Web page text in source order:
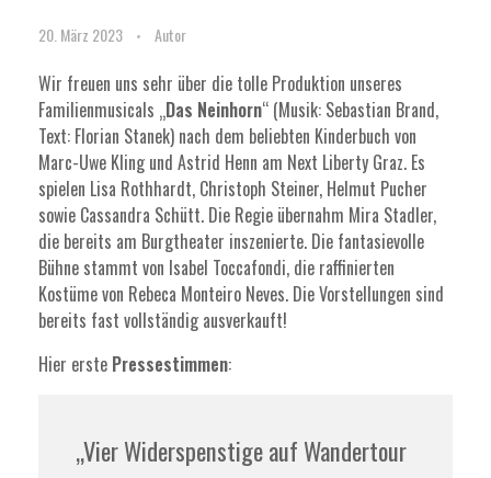
20. März 2023 Autor
Wir freuen uns sehr über die tolle Produktion unseres
Familienmusicals „Das Neinhorn“ (Musik: Sebastian Brand,
Text: Florian Stanek) nach dem beliebten Kinderbuch von
Marc-Uwe Kling und Astrid Henn am Next Liberty Graz. Es
spielen Lisa Rothhardt, Christoph Steiner, Helmut Pucher
sowie Cassandra Schütt. Die Regie übernahm Mira Stadler,
die bereits am Burgtheater inszenierte. Die fantasievolle
Bühne stammt von Isabel Toccafondi, die raffinierten
Kostüme von Rebeca Monteiro Neves. Die Vorstellungen sind
bereits fast vollständig ausverkauft!
Hier erste Pressestimmen:
„Vier Widerspenstige auf Wandertour